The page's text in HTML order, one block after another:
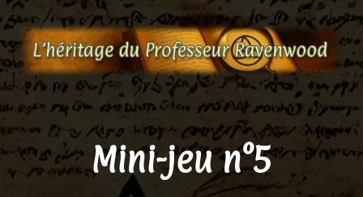
Aller
au
contenu
Mini-jeu n°5